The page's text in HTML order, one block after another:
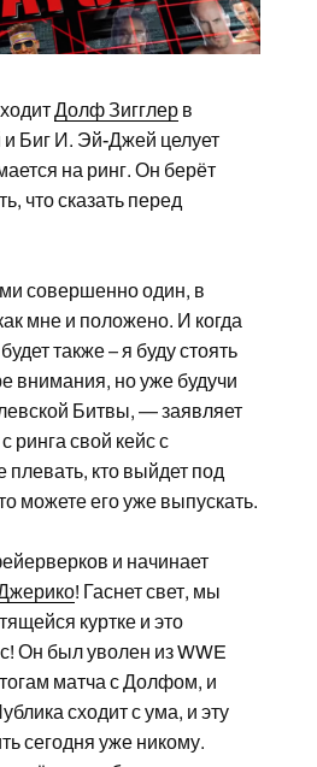
Долф Зигглерв
Биг И. Эй-Джей целует
на ринг. Он берёт
что сказать перед
совершенно один, в
мне и положено. И когда
также – я буду стоять
внимания, но уже будучи
Битвы, — заявляет
ринга свой кейс с
плевать, кто выйдет под
можете его уже выпускать.
и начинает
! Гаснет свет, мы
куртке и это
Он был уволен из WWE
матча с Долфом, и
сходит с ума, и эту
сегодня уже никому.